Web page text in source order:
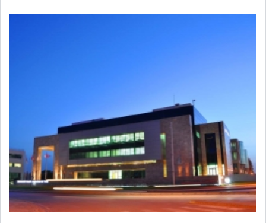
ANALYSE QUOTIDIENNE
ANALYSE HEBDOMADAIRE
ZOOM ENTREPRISE